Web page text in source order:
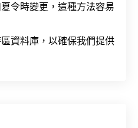
令時變更，這種方法容易
資料庫，以確保我們提供